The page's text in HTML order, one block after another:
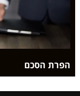
הפרת הסכם